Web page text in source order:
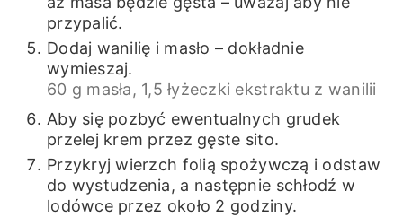
przypalić.
Dodaj wanilię i masło – dokładnie
wymieszaj.
60 g masła, 1,5 łyżeczki ekstraktu z wanilii
Aby się pozbyć ewentualnych grudek
przelej krem przez gęste sito.
Przykryj wierzch folią spożywczą i odstaw
do wystudzenia, a następnie schłodź w
lodówce przez około 2 godziny.